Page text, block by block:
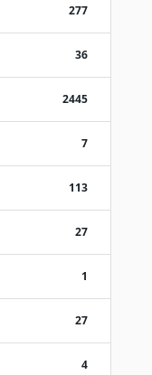
277
36
2445
7
113
27
1
27
4